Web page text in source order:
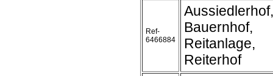
Ref-
6466884
Aussiedlerhof,
Bauernhof,
Reitanlage,
Reiterhof